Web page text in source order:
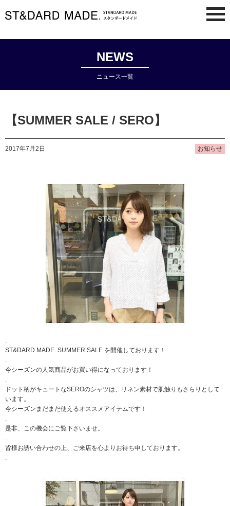
NEWS
ニュース一覧
【SUMMER SALE / SERO】
2017年7月2日 お知らせ
ST&DARD MADE. SUMMER SALE を開催しております！
今シーズンの人気商品がお買い得になっております！
ドット柄がキュートなSEROのシャツは、リネン素材で肌触りもさらりとして
います。
今シーズンまだまだ使えるオススメアイテムです！
是非、この機会にご覧下さいませ。
皆様お誘い合わせの上、ご来店を心よりお待ち申しております。